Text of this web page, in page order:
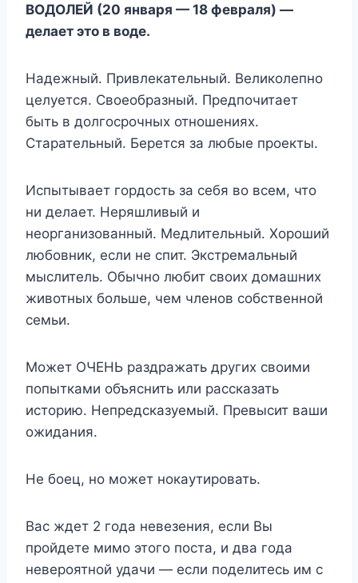
ВОДОЛЕЙ (20 января — 18 февраля) —
делает это в воде.
Надежный. Привлекательный. Великолепно
целуется. Своеобразный. Предпочитает
быть в долгосрочных отношениях.
Старательный. Берется за любые проекты.
Испытывает гордость за себя во всем, что
ни делает. Неряшливый и
неорганизованный. Медлительный. Хороший
любовник, если не спит. Экстремальный
мыслитель. Обычно любит своих домашних
животных больше, чем членов собственной
семьи.
Может ОЧЕНЬ раздражать других своими
попытками объяснить или рассказать
историю. Непредсказуемый. Превысит ваши
ожидания.
Не боец, но может нокаутировать.
Вас ждет 2 года невезения, если Вы
пройдете мимо этого поста, и два года
невероятной удачи — если поделитесь им с